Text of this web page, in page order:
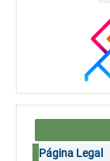
Página Legal